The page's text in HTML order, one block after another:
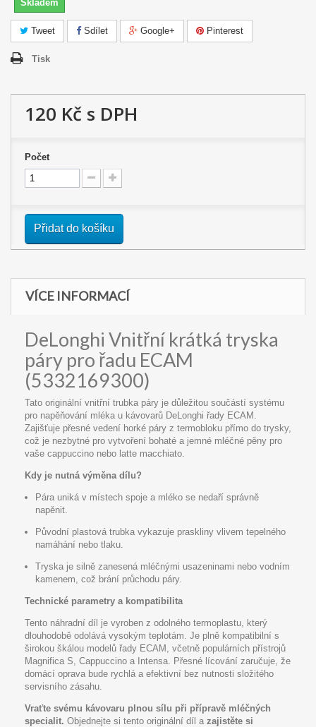
Skladem
Tweet Sdílet Google+ Pinterest
Tisk
120 Kč s DPH
Počet
Přidat do košíku
VÍCE INFORMACÍ
DeLonghi Vnitřní krátká tryska
páry pro řadu ECAM
(5332169300)
Tato originální vnitřní trubka páry je důležitou součástí systému
pro napěňování mléka u kávovarů DeLonghi řady ECAM.
Zajišťuje přesné vedení horké páry z termobloku přímo do trysky,
což je nezbytné pro vytvoření bohaté a jemné mléčné pěny pro
vaše cappuccino nebo latte macchiato.
Kdy je nutná výměna dílu?
Pára uniká v místech spoje a mléko se nedaří správně
napěnit.
Původní plastová trubka vykazuje praskliny vlivem tepelného
namáhání nebo tlaku.
Tryska je silně zanesená mléčnými usazeninami nebo vodním
kamenem, což brání průchodu páry.
Technické parametry a kompatibilita
Tento náhradní díl je vyroben z odolného termoplastu, který
dlouhodobě odolává vysokým teplotám. Je plně kompatibilní s
širokou škálou modelů řady ECAM, včetně populárních přístrojů
Magnifica S, Cappuccino a Intensa. Přesné lícování zaručuje, že
domácí oprava bude rychlá a efektivní bez nutnosti složitého
servisního zásahu.
Vraťte svému kávovaru plnou sílu při přípravě mléčných
specialit. Objednejte si tento originální díl a zajistěte si